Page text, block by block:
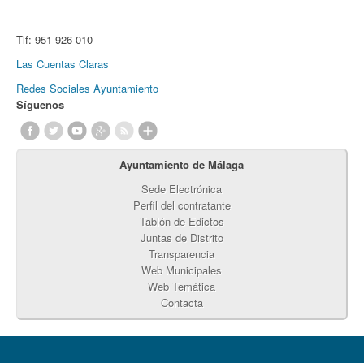
Tlf: 951 926 010
Las Cuentas Claras
Redes Sociales Ayuntamiento
Síguenos
Ayuntamiento de Málaga
Sede Electrónica
Perfil del contratante
Tablón de Edictos
Juntas de Distrito
Transparencia
Web Municipales
Web Temática
Contacta